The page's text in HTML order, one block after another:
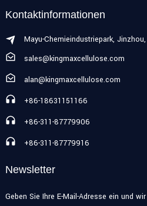
Kontaktinformationen
Mayu-Chemieindustriepark,
sales@kingmaxcellulose.com
alan@kingmaxcellulose.com
+86-18631151166
+86-311-87779906
+86-311-87779916
Newsletter
Geben Sie Ihre E-Mail-Adresse ein und